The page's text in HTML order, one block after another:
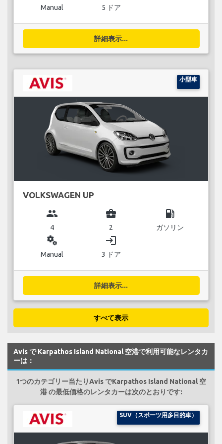
Manual 5 ドア
詳細表示...
小型車
VOLKSWAGEN UP
group
4
business_center
2
local_gas_station
ガソリン
miscellaneous_services
Manual
login
3 ドア
詳細表示...
すべて表示
Avis で Karpathos Island National 空港で利用可能なレンタカ
ーは：
1つのカテゴリー当たりAvis でKarpathos Island National 空
港 の最低価格のレンタカーは次のとおりです:
SUV（スポーツ用多目的車）